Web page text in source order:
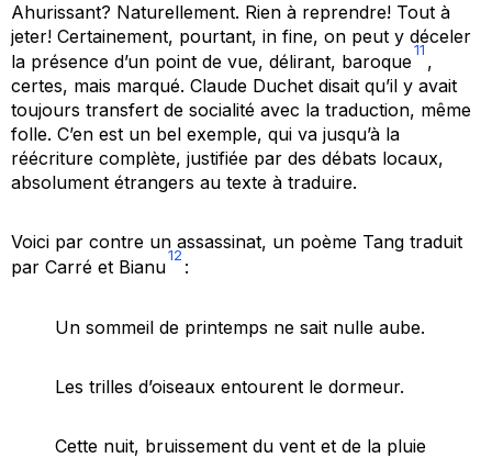
Ahurissant? Naturellement. Rien à reprendre! Tout à
jeter! Certainement, pourtant, in fine, on peut y déceler
la présence d’un point de vue, délirant, baroque
11
,
certes, mais marqué. Claude Duchet disait qu’il y avait
toujours transfert de socialité avec la traduction, même
folle. C’en est un bel exemple, qui va jusqu’à la
réécriture complète, justifiée par des débats locaux,
absolument étrangers au texte à traduire.
Voici par contre un assassinat, un poème Tang traduit
par Carré et Bianu
12
:
Un sommeil de printemps ne sait nulle aube.
Les trilles d’oiseaux entourent le dormeur.
Cette nuit, bruissement du vent et de la pluie